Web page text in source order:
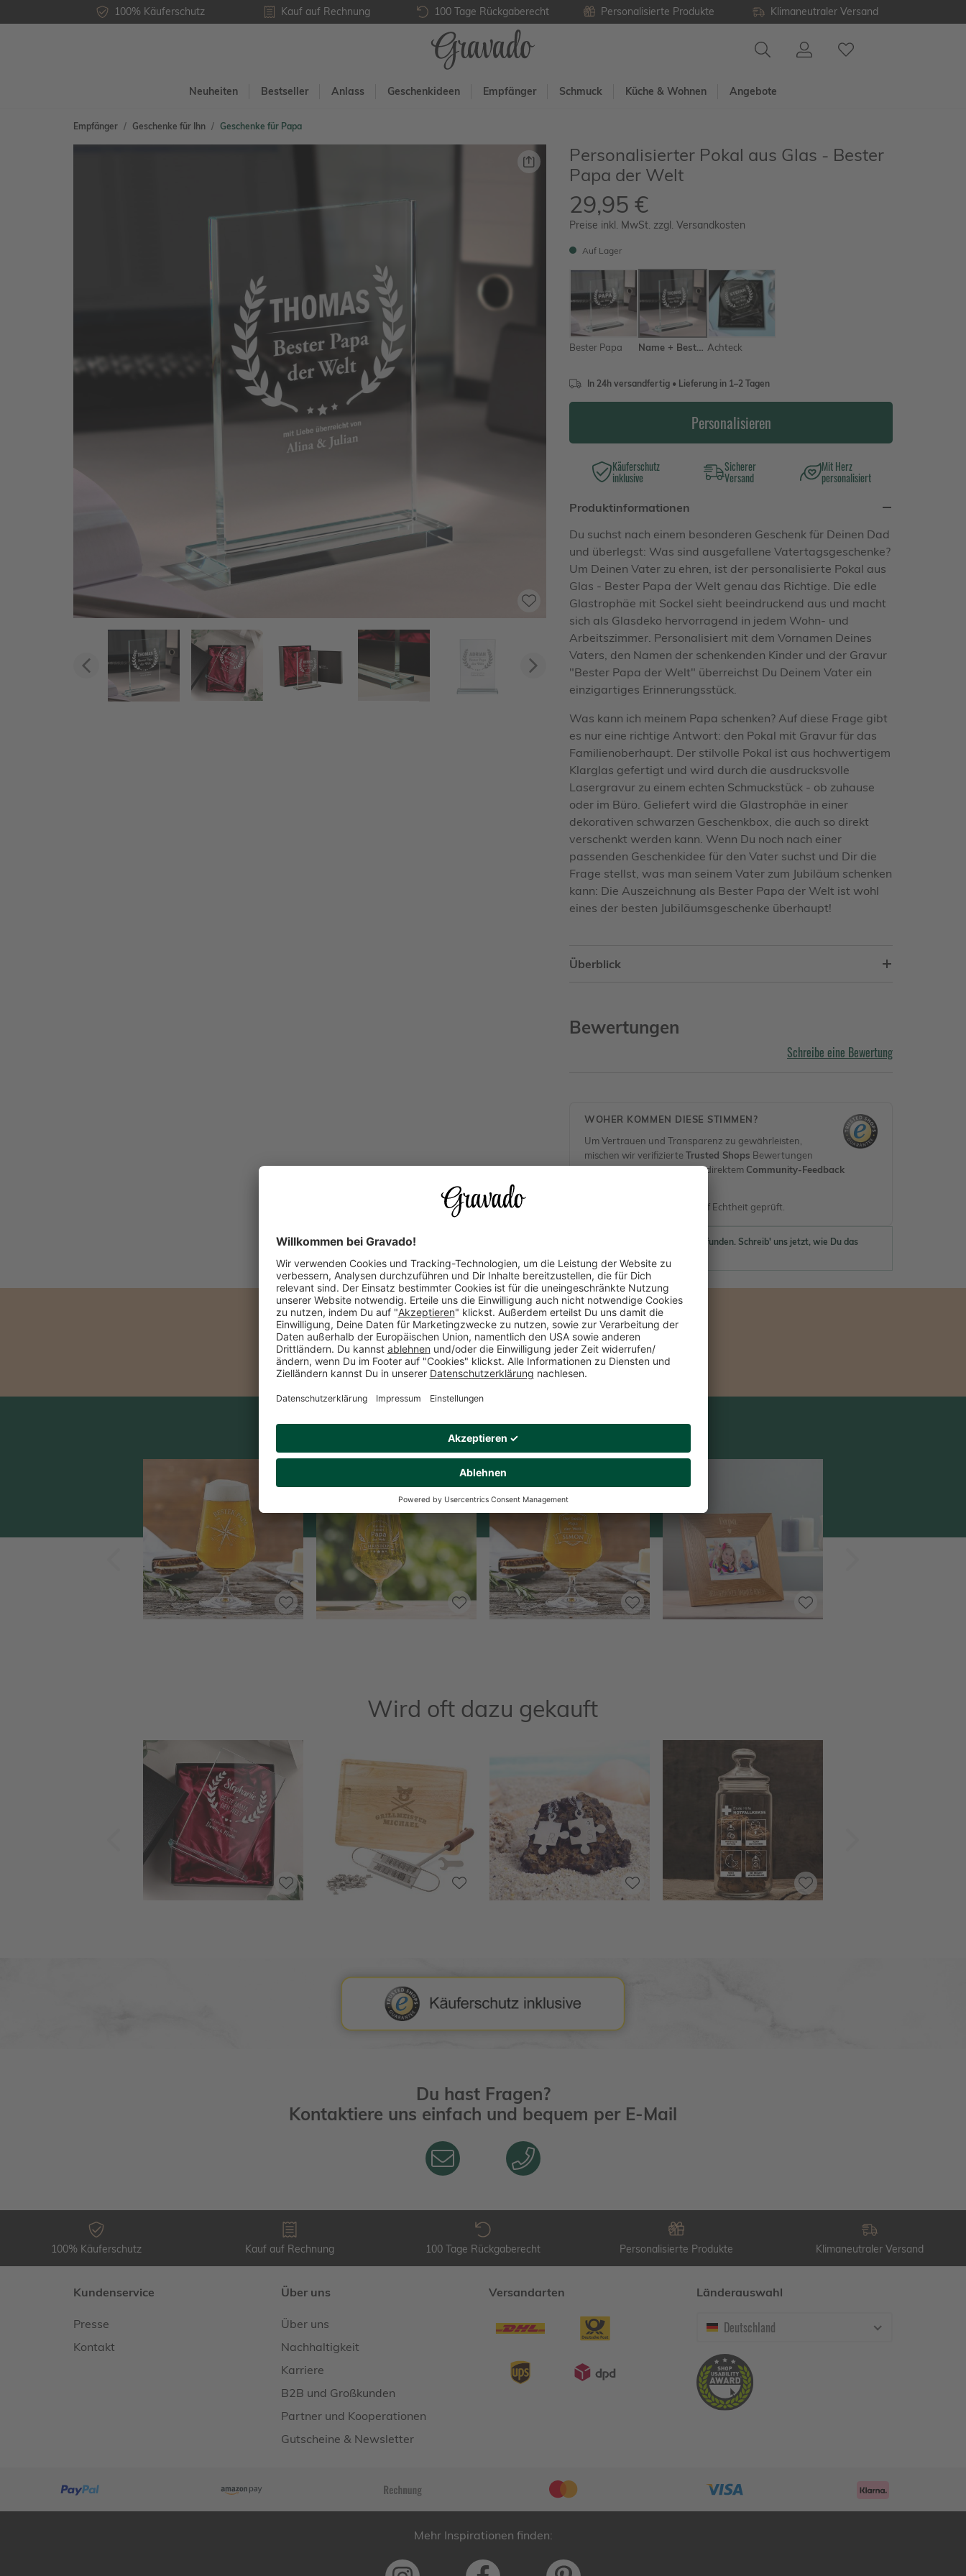
100% Käuferschutz Kauf auf Rechnung 100 Tage Rückgaberecht Personalisierte Produkte Klimaneutraler Versand
Neuheiten Bestseller Anlass Geschenkideen Empfänger Schmuck Küche & Wohnen Angebote
Empfänger Geschenke für Ihn Geschenke für Papa
Zurück Vorwärts
Personalisierter Pokal aus Glas - Bester
Papa der Welt
29,95 €
Preise inkl. MwSt. zzgl. Versandkosten
Auf Lager
Bester Papa Achteck
In 24h versandfertig • Lieferung in 1–2 Tagen
Personalisieren
Käuferschutz
inklusive
Sicherer
Versand
Mit Herz
personalisiert
Produktinformationen
Du suchst nach einem besonderen Geschenk für Deinen Dad
und überlegst: Was sind ausgefallene Vatertagsgeschenke?
Um Deinen Vater zu ehren, ist der personalisierte Pokal aus
Glas - Bester Papa der Welt genau das Richtige. Die edle
Glastrophäe mit Sockel sieht beeindruckend aus und macht
sich als Glasdeko hervorragend in jedem Wohn- und
Arbeitszimmer. Personalisiert mit dem Vornamen Deines
Vaters, den Namen der schenkenden Kinder und der Gravur
"Bester Papa der Welt" überreichst Du Deinem Vater ein
einzigartiges Erinnerungsstück.
Was kann ich meinem Papa schenken? Auf diese Frage gibt
es nur eine richtige Antwort: den Pokal mit Gravur für das
Familienoberhaupt. Der stilvolle Pokal ist aus hochwertigem
Klarglas gefertigt und wird durch die ausdrucksvolle
Lasergravur zu einem echten Schmuckstück - ob zuhause
oder im Büro. Geliefert wird die Glastrophäe in einer
dekorativen schwarzen Geschenkbox, die auch so direkt
verschenkt werden kann. Wenn Du noch nach einer
passenden Geschenkidee für den Vater suchst und Dir die
Frage stellst, was man seinem Vater zum Jubiläum schenken
kann: Die Auszeichnung als Bester Papa der Welt ist wohl
eines der besten Jubiläumsgeschenke überhaupt!
Überblick
Bewertungen
Schreibe eine Bewertung
WOHER KOMMEN DIESE STIMMEN?
Um Vertrauen und Transparenz zu gewährleisten,
mischen wir verifizierteTrusted Shops Bewertungen
(unabhängig verifiziert) mit direktem Community-Feedback
Alle Rezensionen werden auf Echtheit geprüft.
Keine Bewertungen gefunden. Schreib' uns jetzt, wie Du das
Dieses Produkt gefällt Dir? Teile es!
Produktempfehlungen
Zurück
%
Wird oft dazu gekauft
Zurück
Du hast Fragen?
Kontaktiere uns einfach und bequem per E-Mail
100% Käuferschutz Kauf auf Rechnung 100 Tage Rückgaberecht Personalisierte Produkte Klimaneutraler Versand
Kundenservice
Presse
Kontakt
Über uns
Über uns
Nachhaltigkeit
Karriere
B2B und Großkunden
Partner und Kooperationen
Gutscheine & Newsletter
Versandarten Länderauswahl
Deutschland
Mehr Inspirationen finden: